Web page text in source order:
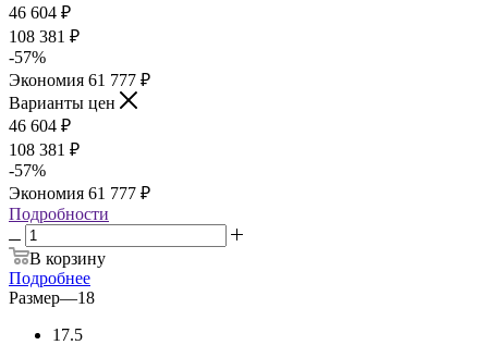
46 604 ₽
108 381 ₽
-57%
Экономия 61 777 ₽
Варианты цен
46 604 ₽
108 381 ₽
-57%
Экономия 61 777 ₽
Подробности
В корзину
Подробнее
Размер—18
17.5